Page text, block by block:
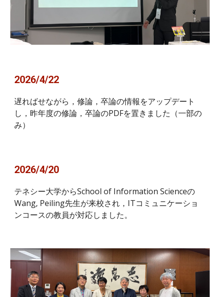
2026/4/22
遅ればせながら，修論，卒論の情報をアップデート
し，昨年度の修論，卒論のPDFを置きました（一部の
み）
2026/4/20
テネシー大学からSchool of Information Scienceの
Wang, Peiling先生が来校され，ITコミュニケーショ
ンコースの教員が対応しました。